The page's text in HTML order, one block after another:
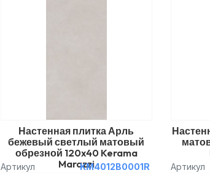
Настенная плитка Арль
бежевый светлый матовый
обрезной 120x40 Kerama
Marazzi
Артикул
KM4012B0001R
Артикул